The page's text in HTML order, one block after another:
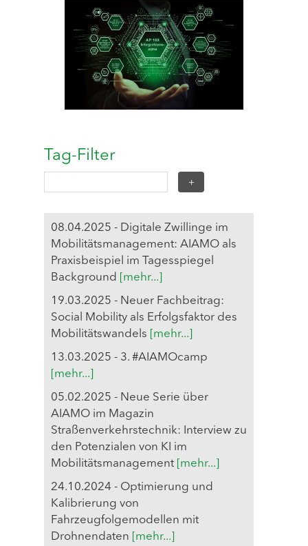
Tag-Filter
08.04.2025 - Digitale Zwillinge im
Mobilitätsmanagement: AIAMO als
Praxisbeispiel im Tagesspiegel
Background
[mehr...]
19.03.2025 - Neuer Fachbeitrag:
Social Mobility als Erfolgsfaktor des
Mobilitätswandels
[mehr...]
13.03.2025 - 3. #AIAMOcamp
[mehr...]
05.02.2025 - Neue Serie über
AIAMO im Magazin
Straßenverkehrstechnik: Interview zu
den Potenzialen von KI im
Mobilitätsmanagement [mehr...]
24.10.2024 - Optimierung und
Kalibrierung von
Fahrzeugfolgemodellen mit
Drohnendaten
[mehr...]